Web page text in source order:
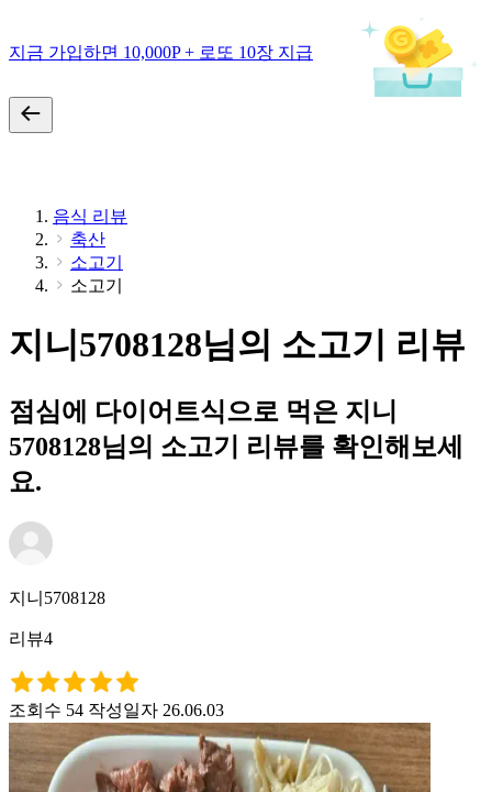
지금 가입하면 10,000P + 로또 10장 지급
음식 리뷰
축산
소고기
소고기
지니5708128님의 소고기 리뷰
점심에 다이어트식으로 먹은 지니
5708128님의 소고기 리뷰를 확인해보세
요.
지니5708128
리뷰4
조회수 54 작성일자 26.06.03